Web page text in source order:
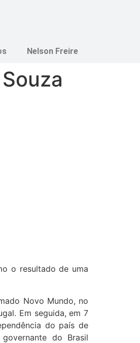
Nelson Freire
o resultado de uma
Novo Mundo, no
Em seguida, em 7
do país de
do Brasil